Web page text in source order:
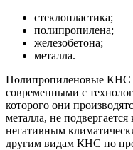
стеклопластика;
полипропилена;
железобетона;
металла.
Полипропиленовые КНС
современными с
которого они
металла, не
негативным
другим видам КНС по